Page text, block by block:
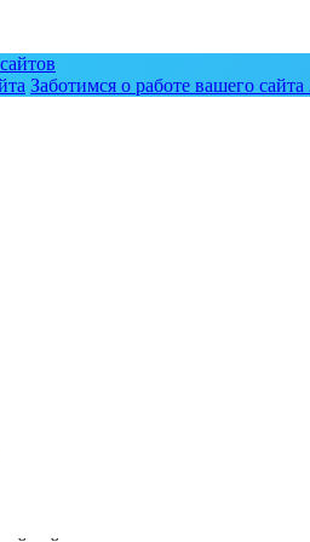
Заботимся о работе вашего сайта